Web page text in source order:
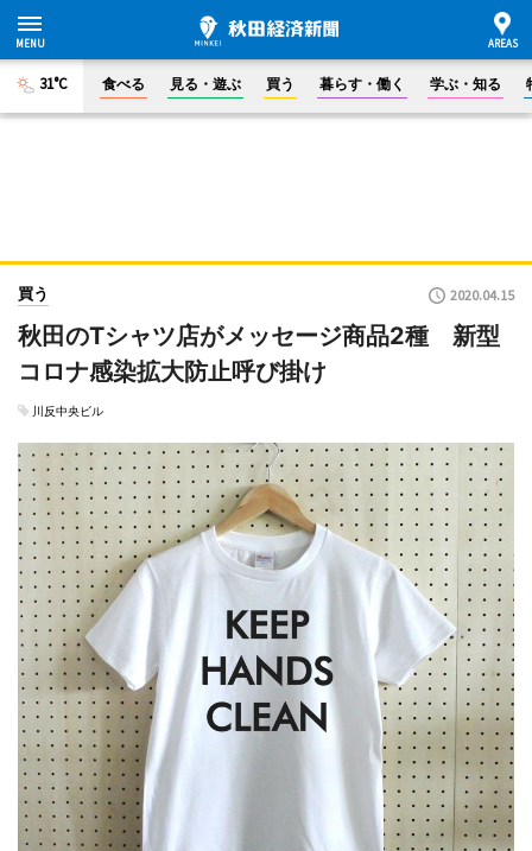
31°C 食べる 見る・遊ぶ 買う 暮らす・働く 学ぶ・知る
買う 2020.04.15
秋田のTシャツ店がメッセージ商品2種 新型
コロナ感染拡大防止呼び掛け
川反中央ビル